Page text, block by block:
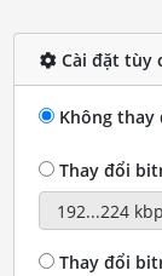
Cài đặt tùy
Không
Thay đổi
Thay đổi